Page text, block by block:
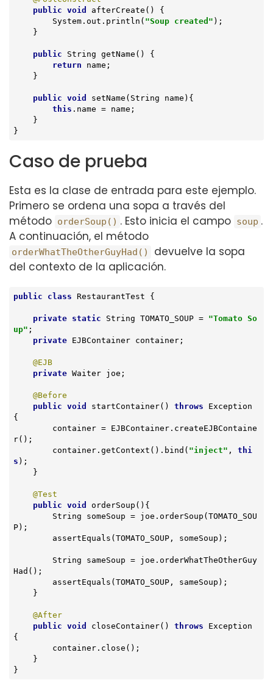
public void afterCreate ()
{
        System.out.println(
"Soup created" );
public String getName ()
{
return name;
public void setName (String name) {
this .name = name;
}
Caso de prueba
Esta es la clase de entrada para este ejemplo.
Primero se ordena una sopa a través del
método orderSoup() . Esto inicia el campo soup .
A continuación, el método
orderWhatTheOtherGuyHad()
devuelve la sopa
del contexto de la aplicación.
public class RestaurantTest {
private static String TOMATO_SOUP = "Tomato So
up" ;
private EJBContainer container;
@EJB
private Waiter joe;
@Before
public void startContainer() throws
{
r();
        container.getContext().bind(
"inject" , thi
s );
@Test
public void orderSoup () {
P);
Had();
@After
public void closeContainer() throws
{
}